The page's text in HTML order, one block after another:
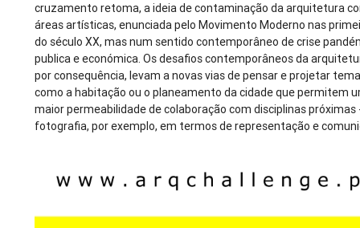
cruzamento retoma, a ideia de contaminação da arquitetura
áreas artísticas, enunciada pelo Movimento Moderno nas
do século XX, mas num sentido contemporâneo de crise
publica e económica. Os desafios contemporâneos da
por consequência, levam a novas vias de pensar e projetar
como a habitação ou o planeamento da cidade que permitem
maior permeabilidade de colaboração com disciplinas próximas
fotografia, por exemplo, em termos de representação e